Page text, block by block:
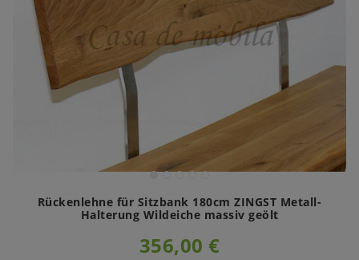
Rückenlehne für Sitzbank 180cm ZINGST Metall-
Halterung Wildeiche massiv geölt
356,00 €